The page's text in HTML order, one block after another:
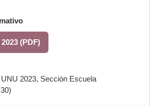
(PDF)
2023, Sección Escuela